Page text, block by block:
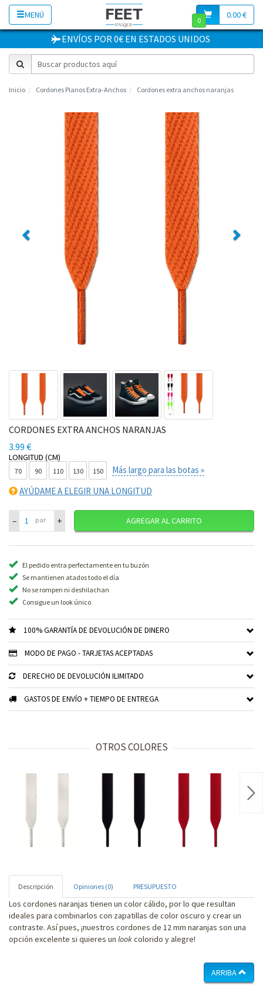
MENÚ 0.00 €
0
ENVÍOS POR 0€ EN ESTADOS UNIDOS
Inicio Cordones Planos Extra-Anchos Cordones extra anchos naranjas
Previous
CORDONES EXTRA ANCHOS NARANJAS
3.99 €
LONGITUD (CM)
70 90 110 130 150
Más largo para las botas »
AYÚDAME A ELEGIR UNA LONGITUD
– par + AGREGAR AL CARRITO
El pedido entra perfectamente en tu buzón
Se mantienen atados todo el día
No se rompen ni deshilachan
Consigue un look único
100% GARANTÍA DE DEVOLUCIÓN DE DINERO
MODO DE PAGO - TARJETAS ACEPTADAS
DERECHO DE DEVOLUCIÓN ILIMITADO
GASTOS DE ENVÍO + TIEMPO DE ENTREGA
OTROS COLORES
Descripción Opiniones (0) PRESUPUESTO
Los cordones naranjas tienen un color cálido, por lo que resultan
ideales para combinarlos con zapatillas de color oscuro y crear un
contraste. Así pues, ¡nuestros cordones de 12 mm naranjas son una
opción excelente si quieres un lookcolorido y alegre!
ARRIBA